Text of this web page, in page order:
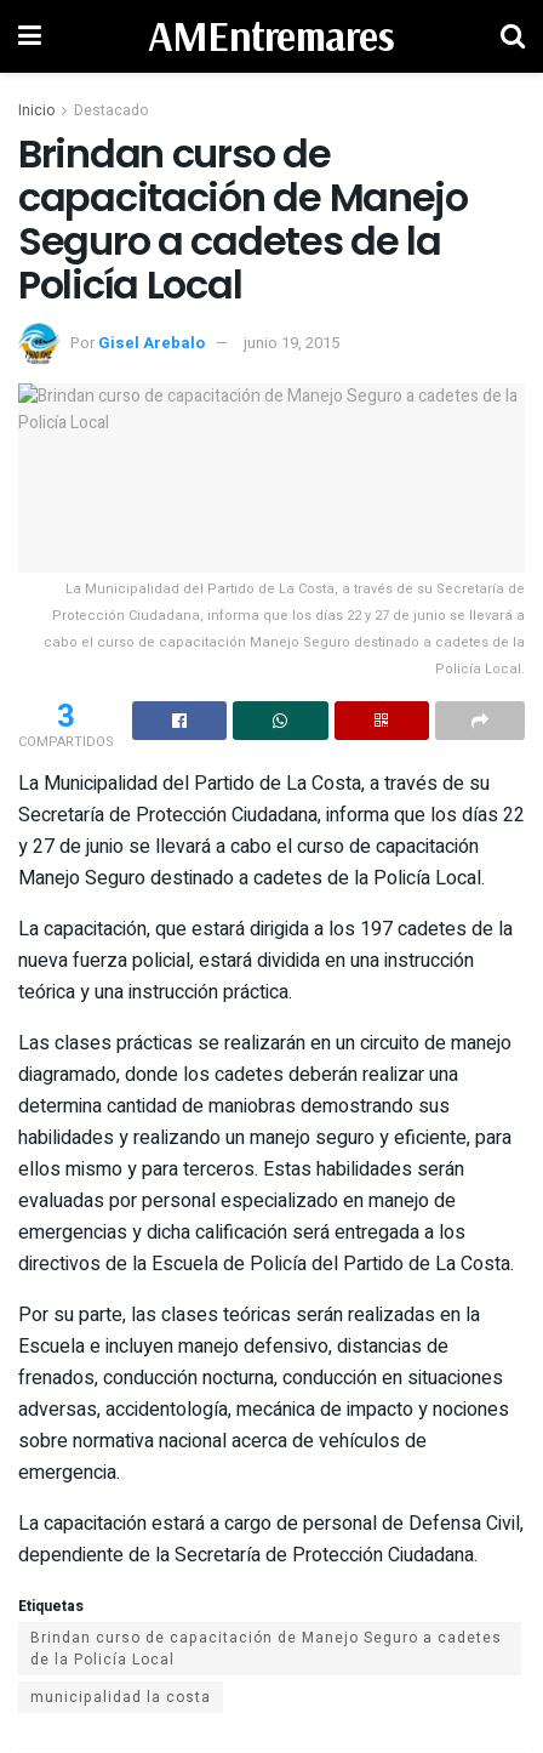
AMEntremares
Inicio Destacado
Brindan curso de
capacitación de Manejo
Seguro a cadetes de la
Por Gisel Arebalo junio 19, 2015
La Municipalidad del Partido de La Costa, a través de su Secretaría de
Protección Ciudadana, informa que los días 22 y 27 de junio se llevará a
cabo el curso de capacitación Manejo Seguro destinado a cadetes de la
Policía Local.
3
COMPARTIDOS
La Municipalidad del Partido de La Costa, a través de su
Secretaría de Protección Ciudadana, informa que los días 22
y 27 de junio se llevará a cabo el curso de capacitación
Manejo Seguro destinado a cadetes de la Policía Local.
La capacitación, que estará dirigida a los 197 cadetes de la
nueva fuerza policial, estará dividida en una instrucción
teórica y una instrucción práctica.
Las clases prácticas se realizarán en un circuito de manejo
diagramado, donde los cadetes deberán realizar una
determina cantidad de maniobras demostrando sus
habilidades y realizando un manejo seguro y eficiente, para
ellos mismo y para terceros. Estas habilidades serán
evaluadas por personal especializado en manejo de
emergencias y dicha calificación será entregada a los
directivos de la Escuela de Policía del Partido de La Costa.
Por su parte, las clases teóricas serán realizadas en la
Escuela e incluyen manejo defensivo, distancias de
frenados, conducción nocturna, conducción en situaciones
adversas, accidentología, mecánica de impacto y nociones
sobre normativa nacional acerca de vehículos de
emergencia.
La capacitación estará a cargo de personal de Defensa Civil,
dependiente de la Secretaría de Protección Ciudadana.
Etiquetas
Brindan curso de capacitación de Manejo Seguro a cadetes
municipalidad la costa